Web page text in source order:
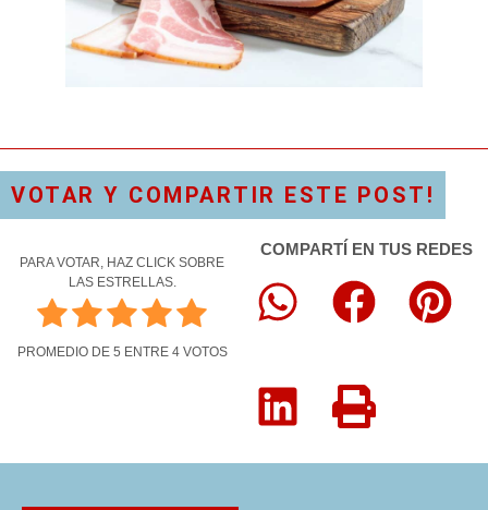
VOTAR Y COMPARTIR ESTE POST!
PARA VOTAR, HAZ CLICK SOBRE
LAS ESTRELLAS.
PROMEDIO DE 5 ENTRE 4VOTOS
COMPARTÍ EN TUS REDES